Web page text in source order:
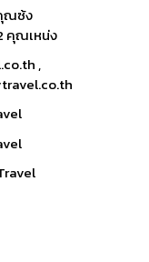
ณซ้ง
คุณเหน่ง
,